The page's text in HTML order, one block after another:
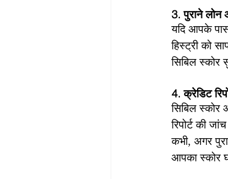
3. पुराने लोन
यदि आपके
हिस्ट्री को
सिबिल स्कोर
4. क्रेडिट
सिबिल स्कोर
रिपोर्ट की
कभी, अगर
आपका स्कोर